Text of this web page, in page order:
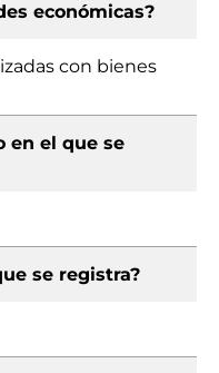
económicas?
con bienes
en el que se
se registra?